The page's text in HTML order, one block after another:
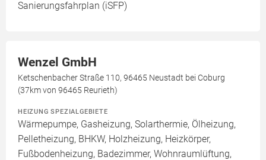
Sanierungsfahrplan (iSFP)
Wenzel GmbH
Ketschenbacher Straße 110, 96465 Neustadt bei Coburg
(37km von 96465 Reurieth)
HEIZUNG SPEZIALGEBIETE
Wärmepumpe, Gasheizung, Solarthermie, Ölheizung,
Pelletheizung, BHKW, Holzheizung, Heizkörper,
Fußbodenheizung, Badezimmer, Wohnraumlüftung,